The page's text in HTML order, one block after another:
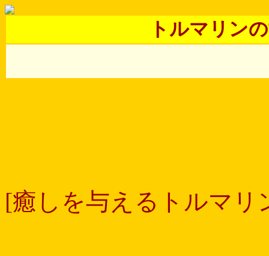
トルマリン
[癒しを与えるトルマリ